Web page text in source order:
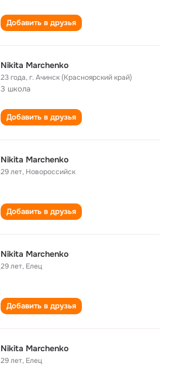
Добавить в друзья
Nikita Marchenko
23 года,г. Ачинск (Красноярский край)
3 школа
Добавить в друзья
Nikita Marchenko
29 лет, Новороссийск
Добавить в друзья
Nikita Marchenko
29 лет, Елец
Добавить в друзья
Nikita Marchenko
29 лет, Eлец